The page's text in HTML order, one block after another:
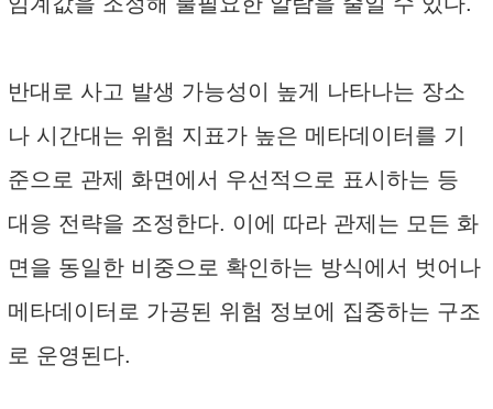
반대로 사고 발생 가능성이 높게 나타나는 장소
나 시간대는 위험 지표가 높은 메타데이터를 기
준으로 관제 화면에서 우선적으로 표시하는 등
대응 전략을 조정한다. 이에 따라 관제는 모든 화
면을 동일한 비중으로 확인하는 방식에서 벗어나
메타데이터로 가공된 위험 정보에 집중하는 구조
로 운영된다.